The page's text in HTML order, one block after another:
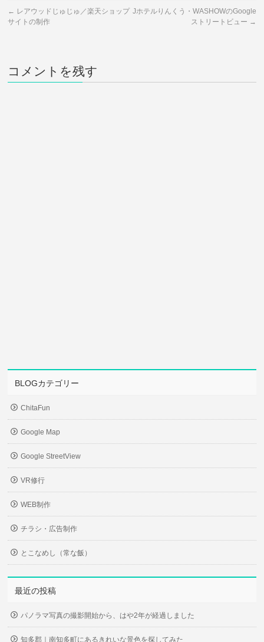
← レアウッドじゅじゅ／楽天ショップ
サイトの制作
Jホテルりんくう・WASHOWのGoogle
ストリートビュー →
コメントを残す
BLOGカテゴリー
ChitaFun
Google Map
Google StreetView
VR修行
WEB制作
チラシ・広告制作
とこなめし（常な飯）
最近の投稿
パノラマ写真の撮影開始から、はや2年が経過しました
知多郡｜南知多町にあるきれいな景色を探してみた